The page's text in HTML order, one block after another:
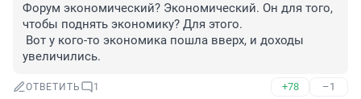
Форум экономический? Экономический. Он для того,
чтобы поднять экономику? Для этого.
Вот у кого-то экономика пошла вверх, и доходы
увеличились.
ОТВЕТИТЬ 1 +78 –1